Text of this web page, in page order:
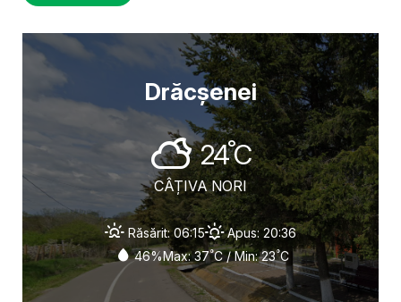
Drăcșenei
24°C
CÂȚIVA NORI
Răsărit: 06:15
Apus: 20:36
46%Max: 37°C / Min: 23°C